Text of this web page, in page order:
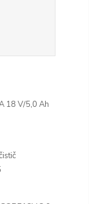
18 V/5,0 Ah